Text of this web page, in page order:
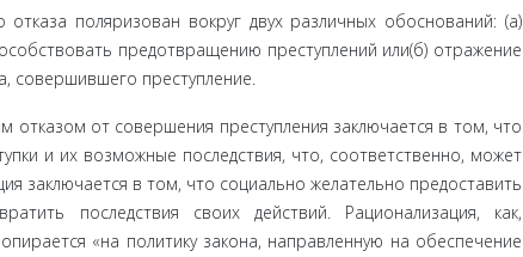
поляризован вокруг двух различных обосно­ваний: (а)
предотвращению преступлений или(б) отражение
совершившего преступление.
от совершения преступления заключа­ется в том, что
и их возможные последствия, что, соответственно, может
заключается в том, что соци­ально желательно предоставить
последствия своих действий. Рационализация, как,
«на политику закона, направленную на обеспечение